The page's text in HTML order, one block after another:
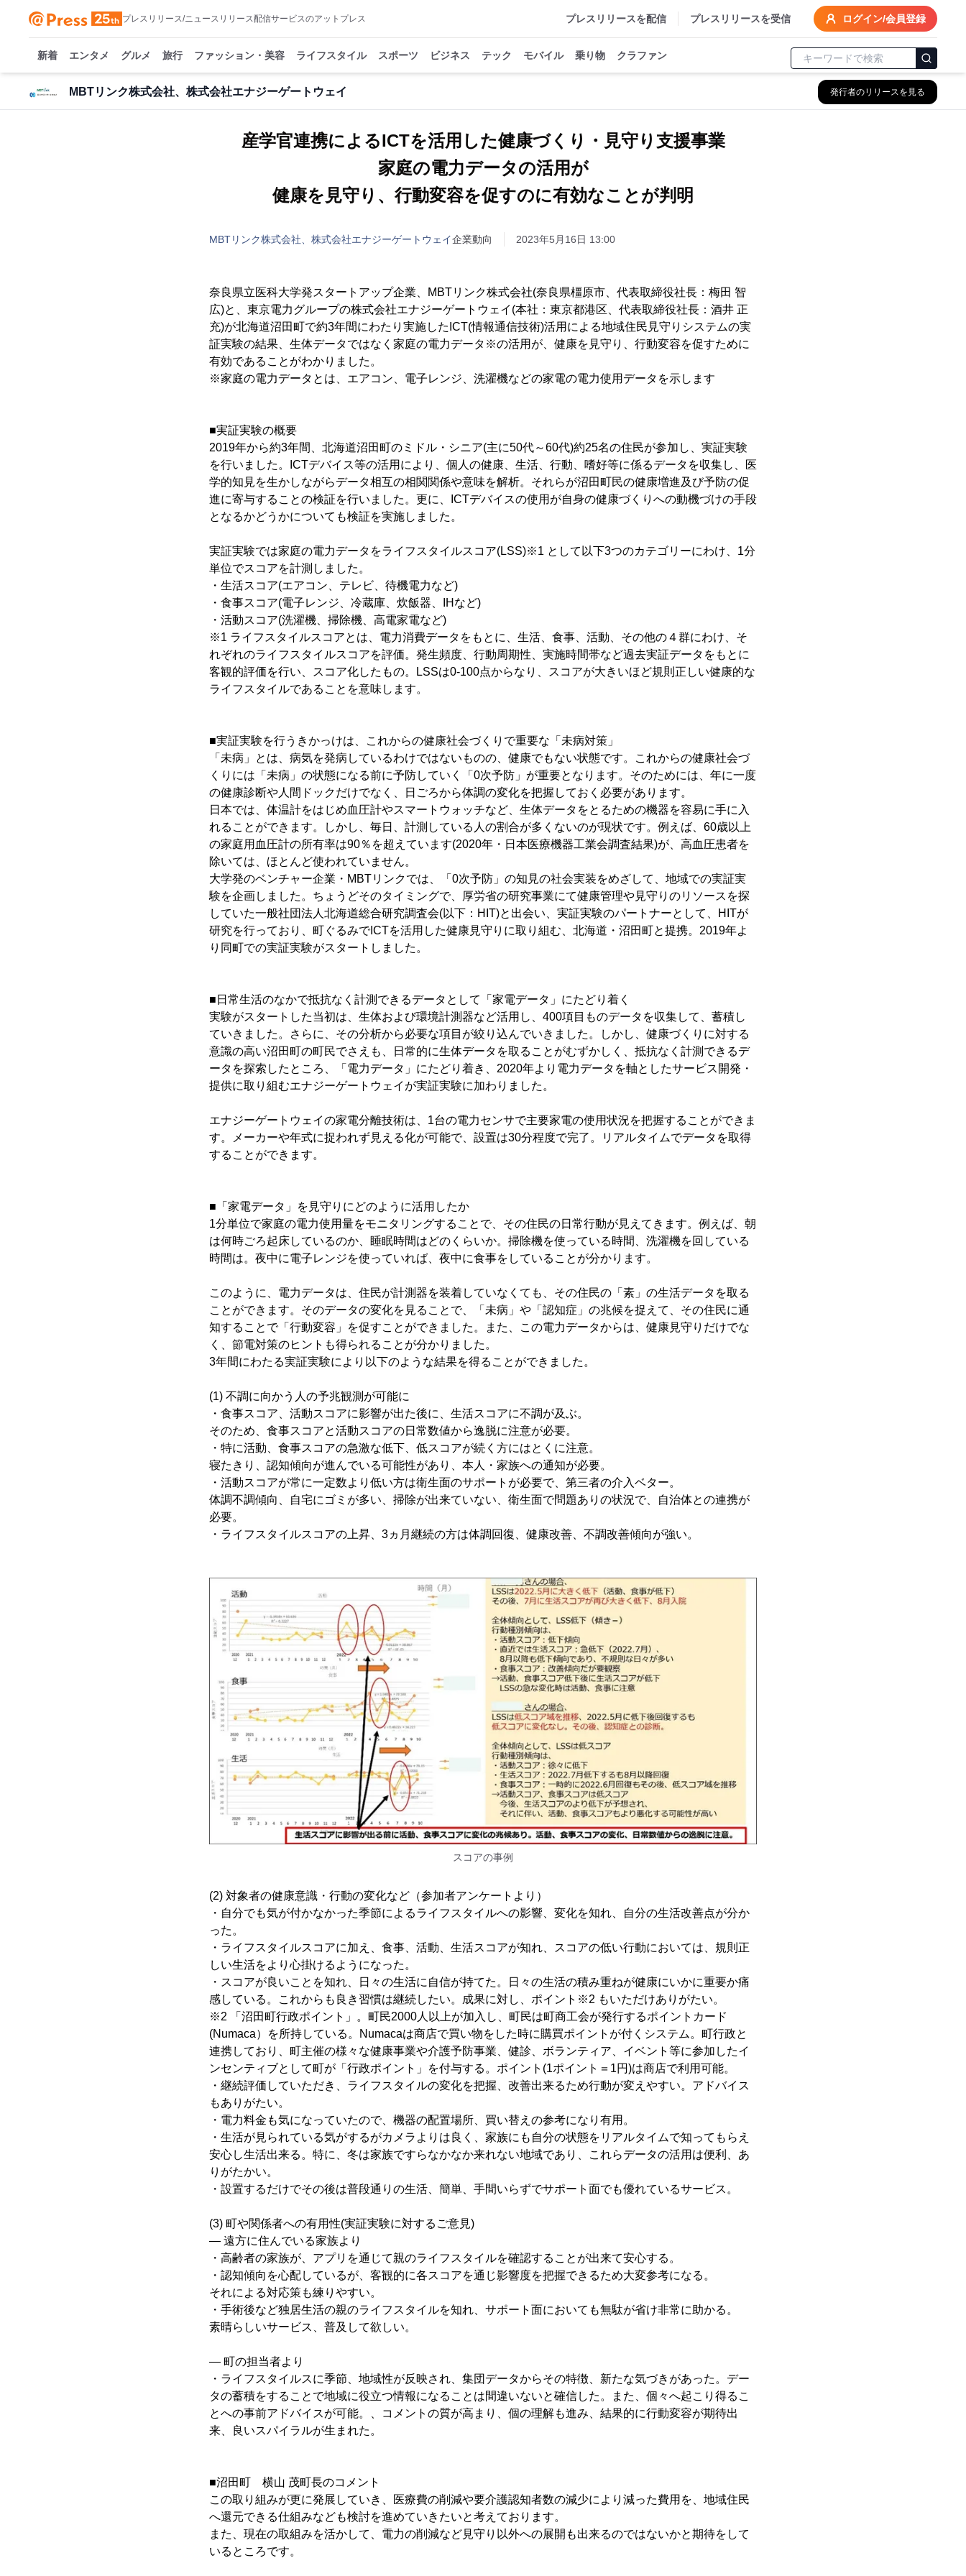
プレスリリース/ニュースリリース配信サービスのアットプレス プレスリリースを配信 プレスリリースを受信 ログイン/会員登録
新着 エンタメ グルメ 旅行 ファッション・美容 ライフスタイル スポーツ ビジネス テック モバイル 乗り物 クラファン
MBTリンク株式会社、株式会社エナジーゲートウェイ 発行者のリリースを見る
産学官連携によるICTを活用した健康づくり・見守り支援事業
家庭の電力データの活用が
健康を見守り、行動変容を促すのに有効なことが判明
MBTリンク株式会社、株式会社エナジーゲートウェイ企業動向 2023年5月16日 13:00
奈良県立医科大学発スタートアップ企業、MBTリンク株式会社(奈良県橿原市、代表取締役社長：梅田 智
広)と、東京電力グループの株式会社エナジーゲートウェイ(本社：東京都港区、代表取締役社長：酒井 正
充)が北海道沼田町で約3年間にわたり実施したICT(情報通信技術)活用による地域住民見守りシステムの実
証実験の結果、生体データではなく家庭の電力データ※の活用が、健康を見守り、行動変容を促すために
有効であることがわかりました。
※家庭の電力データとは、エアコン、電子レンジ、洗濯機などの家電の電力使用データを示します
■実証実験の概要
2019年から約3年間、北海道沼田町のミドル・シニア(主に50代～60代)約25名の住民が参加し、実証実験
を行いました。ICTデバイス等の活用により、個人の健康、生活、行動、嗜好等に係るデータを収集し、医
学的知見を生かしながらデータ相互の相関関係や意味を解析。それらが沼田町民の健康増進及び予防の促
進に寄与することの検証を行いました。更に、ICTデバイスの使用が自身の健康づくりへの動機づけの手段
となるかどうかについても検証を実施しました。
実証実験では家庭の電力データをライフスタイルスコア(LSS)※1 として以下3つのカテゴリーにわけ、1分
単位でスコアを計測しました。
・生活スコア(エアコン、テレビ、待機電力など)
・食事スコア(電子レンジ、冷蔵庫、炊飯器、IHなど)
・活動スコア(洗濯機、掃除機、高電家電など)
※1 ライフスタイルスコアとは、電力消費データをもとに、生活、食事、活動、その他の４群にわけ、そ
れぞれのライフスタイルスコアを評価。発生頻度、行動周期性、実施時間帯など過去実証データをもとに
客観的評価を行い、スコア化したもの。LSSは0-100点からなり、スコアが大きいほど規則正しい健康的な
ライフスタイルであることを意味します。
■実証実験を行うきかっけは、これからの健康社会づくりで重要な「未病対策」
「未病」とは、病気を発病しているわけではないものの、健康でもない状態です。これからの健康社会づ
くりには「未病」の状態になる前に予防していく「0次予防」が重要となります。そのためには、年に一度
の健康診断や人間ドックだけでなく、日ごろから体調の変化を把握しておく必要があります。
日本では、体温計をはじめ血圧計やスマートウォッチなど、生体データをとるための機器を容易に手に入
れることができます。しかし、毎日、計測している人の割合が多くないのが現状です。例えば、60歳以上
の家庭用血圧計の所有率は90％を超えています(2020年・日本医療機器工業会調査結果)が、高血圧患者を
除いては、ほとんど使われていません。
大学発のベンチャー企業・MBTリンクでは、「0次予防」の知見の社会実装をめざして、地域での実証実
験を企画しました。ちょうどそのタイミングで、厚労省の研究事業にて健康管理や見守りのリソースを探
していた一般社団法人北海道総合研究調査会(以下：HIT)と出会い、実証実験のパートナーとして、HITが
研究を行っており、町ぐるみでICTを活用した健康見守りに取り組む、北海道・沼田町と提携。2019年よ
り同町での実証実験がスタートしました。
■日常生活のなかで抵抗なく計測できるデータとして「家電データ」にたどり着く
実験がスタートした当初は、生体および環境計測器など活用し、400項目ものデータを収集して、蓄積し
ていきました。さらに、その分析から必要な項目が絞り込んでいきました。しかし、健康づくりに対する
意識の高い沼田町の町民でさえも、日常的に生体データを取ることがむずかしく、抵抗なく計測できるデ
ータを探索したところ、「電力データ」にたどり着き、2020年より電力データを軸としたサービス開発・
提供に取り組むエナジーゲートウェイが実証実験に加わりました。
エナジーゲートウェイの家電分離技術は、1台の電力センサで主要家電の使用状況を把握することができま
す。メーカーや年式に捉われず見える化が可能で、設置は30分程度で完了。リアルタイムでデータを取得
することができます。
■「家電データ」を見守りにどのように活用したか
1分単位で家庭の電力使用量をモニタリングすることで、その住民の日常行動が見えてきます。例えば、朝
は何時ごろ起床しているのか、睡眠時間はどのくらいか。掃除機を使っている時間、洗濯機を回している
時間は。夜中に電子レンジを使っていれば、夜中に食事をしていることが分かります。
このように、電力データは、住民が計測器を装着していなくても、その住民の「素」の生活データを取る
ことができます。そのデータの変化を見ることで、「未病」や「認知症」の兆候を捉えて、その住民に通
知することで「行動変容」を促すことができました。また、この電力データからは、健康見守りだけでな
く、節電対策のヒントも得られることが分かりました。
3年間にわたる実証実験により以下のような結果を得ることができました。
(1) 不調に向かう人の予兆観測が可能に
・食事スコア、活動スコアに影響が出た後に、生活スコアに不調が及ぶ。
そのため、食事スコアと活動スコアの日常数値から逸脱に注意が必要。
・特に活動、食事スコアの急激な低下、低スコアが続く方にはとくに注意。
寝たきり、認知傾向が進んでいる可能性があり、本人・家族への通知が必要。
・活動スコアが常に一定数より低い方は衛生面のサポートが必要で、第三者の介入ベター。
体調不調傾向、自宅にゴミが多い、掃除が出来ていない、衛生面で問題ありの状況で、自治体との連携が
必要。
・ライフスタイルスコアの上昇、3ヵ月継続の方は体調回復、健康改善、不調改善傾向が強い。
スコアの事例
(2) 対象者の健康意識・行動の変化など（参加者アンケートより）
・自分でも気が付かなかった季節によるライフスタイルへの影響、変化を知れ、自分の生活改善点が分か
った。
・ライフスタイルスコアに加え、食事、活動、生活スコアが知れ、スコアの低い行動においては、規則正
しい生活をより心掛けるようになった。
・スコアが良いことを知れ、日々の生活に自信が持てた。日々の生活の積み重ねが健康にいかに重要か痛
感している。これからも良き習慣は継続したい。成果に対し、ポイント※2 もいただけありがたい。
※2 「沼田町行政ポイント」。町民2000人以上が加入し、町民は町商工会が発行するポイントカード
(Numaca）を所持している。Numacaは商店で買い物をした時に購買ポイントが付くシステム。町行政と
連携しており、町主催の様々な健康事業や介護予防事業、健診、ボランティア、イベント等に参加したイ
ンセンティブとして町が「行政ポイント」を付与する。ポイント(1ポイント＝1円)は商店で利用可能。
・継続評価していただき、ライフスタイルの変化を把握、改善出来るため行動が変えやすい。アドバイス
もありがたい。
・電力料金も気になっていたので、機器の配置場所、買い替えの参考になり有用。
・生活が見られている気がするがカメラよりは良く、家族にも自分の状態をリアルタイムで知ってもらえ
安心し生活出来る。特に、冬は家族ですらなかなか来れない地域であり、これらデータの活用は便利、あ
りがたかい。
・設置するだけでその後は普段通りの生活、簡単、手間いらずでサポート面でも優れているサービス。
(3) 町や関係者への有用性(実証実験に対するご意見)
― 遠方に住んでいる家族より
・高齢者の家族が、アプリを通じて親のライフスタイルを確認することが出来て安心する。
・認知傾向を心配しているが、客観的に各スコアを通じ影響度を把握できるため大変参考になる。
それによる対応策も練りやすい。
・手術後など独居生活の親のライフスタイルを知れ、サポート面においても無駄が省け非常に助かる。
素晴らしいサービス、普及して欲しい。
― 町の担当者より
・ライフスタイルスに季節、地域性が反映され、集団データからその特徴、新たな気づきがあった。デー
タの蓄積をすることで地域に役立つ情報になることは間違いないと確信した。また、個々へ起こり得るこ
とへの事前アドバイスが可能。、コメントの質が高まり、個の理解も進み、結果的に行動変容が期待出
来、良いスパイラルが生まれた。
■沼田町 横山 茂町長のコメント
この取り組みが更に発展していき、医療費の削減や要介護認知者数の減少により減った費用を、地域住民
へ還元できる仕組みなども検討を進めていきたいと考えております。
また、現在の取組みを活かして、電力の削減など見守り以外への展開も出来るのではないかと期待をして
いるところです。